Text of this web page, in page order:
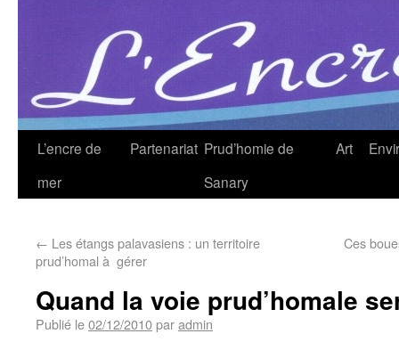
L’encre de
mer
Partenariat Prud’homie de
Sanary
Art
← Les étangs palavasiens : un territoire
prud’homal à gérer
Ces
Quand la voie prud’homale
Publié le02/12/2010paradmin